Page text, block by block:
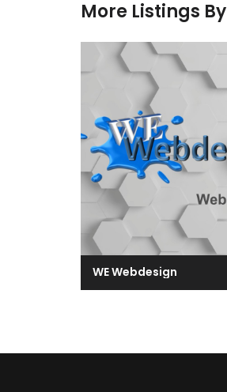
More Listings
WE Webdesign